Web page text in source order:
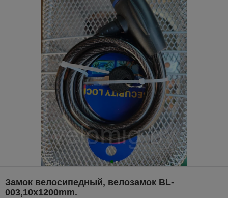
Замок велосипедный, велозамок BL-
003,10x1200mm.